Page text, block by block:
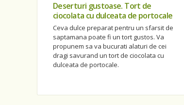
Deserturi gustoase. Tort de
ciocolata cu dulceata de portocale
Ceva dulce preparat pentru un sfarsit de
saptamana poate fi un tort gustos. Va
propunem sa va bucurati alaturi de cei
dragi savurand un tort de ciocolata cu
dulceata de portocale.